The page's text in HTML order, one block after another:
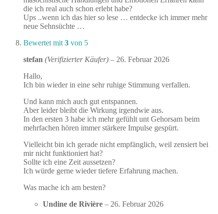
die ich real auch schon erlebt habe?
Ups ..wenn ich das hier so lese … entdecke ich immer mehr
neue Sehnsüchte …
Bewertet mit 3 von 5
stefan (Verifizierter Käufer) – 26. Februar 2026
Hallo,
Ich bin wieder in eine sehr ruhige Stimmung verfallen.
Und kann mich auch gut entspannen.
Aber leider bleibt die Wirkung irgendwie aus.
In den ersten 3 habe ich mehr gefühlt unt Gehorsam beim
mehrfachen hören immer stärkere Impulse gespürt.
Vielleicht bin ich gerade nicht empfänglich, weil zensiert bei
mir nicht funktioniert hat?
Sollte ich eine Zeit aussetzen?
Ich würde gerne wieder tiefere Erfahrung machen.
Was mache ich am besten?
Undine de Rivière – 26. Februar 2026